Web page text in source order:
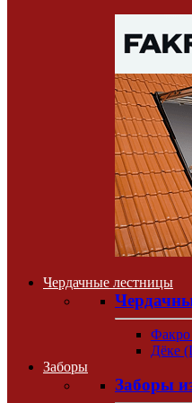
Чердачные лестницы
Дёке
Заборы
Заборы